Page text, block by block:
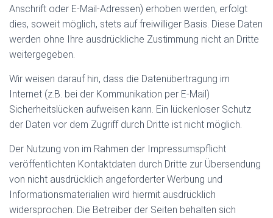
Anschrift oder E-Mail-Adressen) erhoben werden, erfolgt
dies, soweit möglich, stets auf freiwilliger Basis. Diese Daten
werden ohne Ihre ausdrückliche Zustimmung nicht an Dritte
weitergegeben.
Wir weisen darauf hin, dass die Datenübertragung im
Internet (z.B. bei der Kommunikation per E-Mail)
Sicherheitslücken aufweisen kann. Ein lückenloser Schutz
der Daten vor dem Zugriff durch Dritte ist nicht möglich.
Der Nutzung von im Rahmen der Impressumspflicht
veröffentlichten Kontaktdaten durch Dritte zur Übersendung
von nicht ausdrücklich angeforderter Werbung und
Informationsmaterialien wird hiermit ausdrücklich
widersprochen. Die Betreiber der Seiten behalten sich